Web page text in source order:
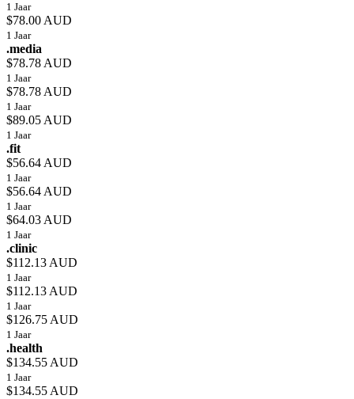
1 Jaar
$78.00 AUD
1 Jaar
.media
$78.78 AUD
1 Jaar
$78.78 AUD
1 Jaar
$89.05 AUD
1 Jaar
.fit
$56.64 AUD
1 Jaar
$56.64 AUD
1 Jaar
$64.03 AUD
1 Jaar
.clinic
$112.13 AUD
1 Jaar
$112.13 AUD
1 Jaar
$126.75 AUD
1 Jaar
.health
$134.55 AUD
1 Jaar
$134.55 AUD